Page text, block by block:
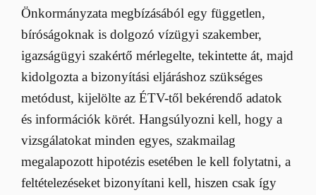
Önkormányzata megbízásából egy független,
bíróságoknak is dolgozó vízügyi szakember,
igazságügyi szakértő mérlegelte, tekintette át, majd
kidolgozta a bizonyítási eljáráshoz szükséges
metódust, kijelölte az ÉTV-től bekérendő adatok
és információk körét. Hangsúlyozni kell, hogy a
vizsgálatokat minden egyes, szakmailag
megalapozott hipotézis esetében le kell folytatni, a
feltételezéseket bizonyítani kell, hiszen csak így